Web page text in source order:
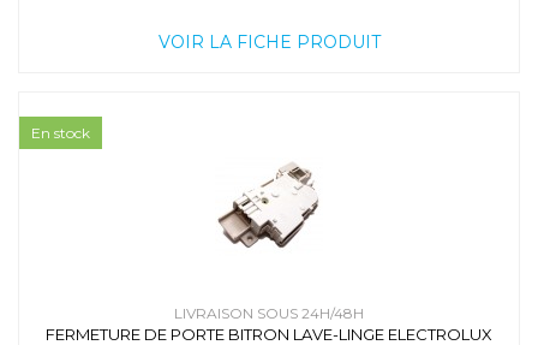
VOIR LA FICHE PRODUIT
LIVRAISON SOUS 24H/48H
FERMETURE DE PORTE BITRON LAVE-LINGE ELECTROLUX
En stock